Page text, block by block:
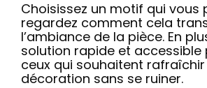
Choisissez un motif qui vous
regardez comment cela
l’ambiance de la pièce. En
solution rapide et accessible
ceux qui souhaitent rafraîchir
décoration sans se ruiner.